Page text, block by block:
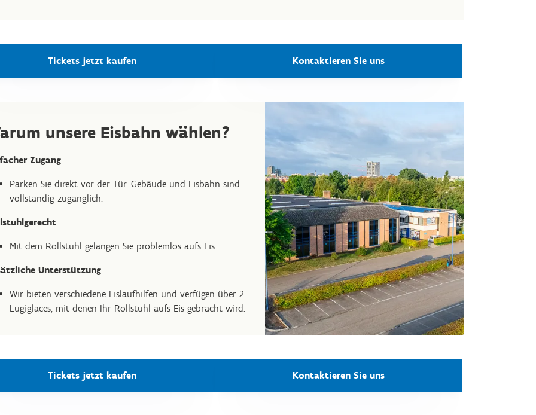
Tickets jetzt kaufen Kontaktieren Sie uns
unsere Eisbahn wählen?
Zugang
Parken Sie direkt vor der Tür. Gebäude und Eisbahn sind
vollständig zugänglich.
Mit dem Rollstuhl gelangen Sie problemlos aufs Eis.
Unterstützung
Wir bieten verschiedene Eislaufhilfen und verfügen über 2
Lugiglaces, mit denen Ihr Rollstuhl aufs Eis gebracht wird.
Tickets jetzt kaufen Kontaktieren Sie uns